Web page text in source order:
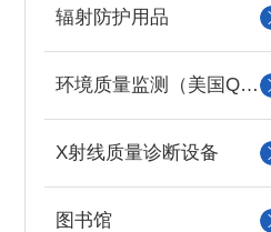
辐射防护用品
环境质量监测（美国QUEST）
X射线质量诊断设备
图书馆